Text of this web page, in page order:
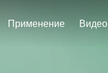
Применение Видео